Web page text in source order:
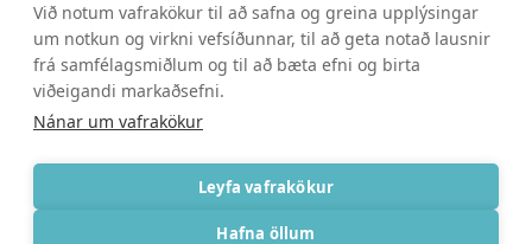
Spurt og svarað
Skilmálar
Persónuvernd
Við notum vafrakökur til að safna og greina upplýsingar
um notkun og virkni vefsíðunnar, til að geta notað lausnir
frá samfélagsmiðlum og til að bæta efni og birta
viðeigandi markaðsefni.
Nánar um vafrakökur
Leyfa vafrakökur
Hafna öllum